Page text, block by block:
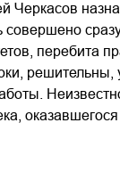
перебита